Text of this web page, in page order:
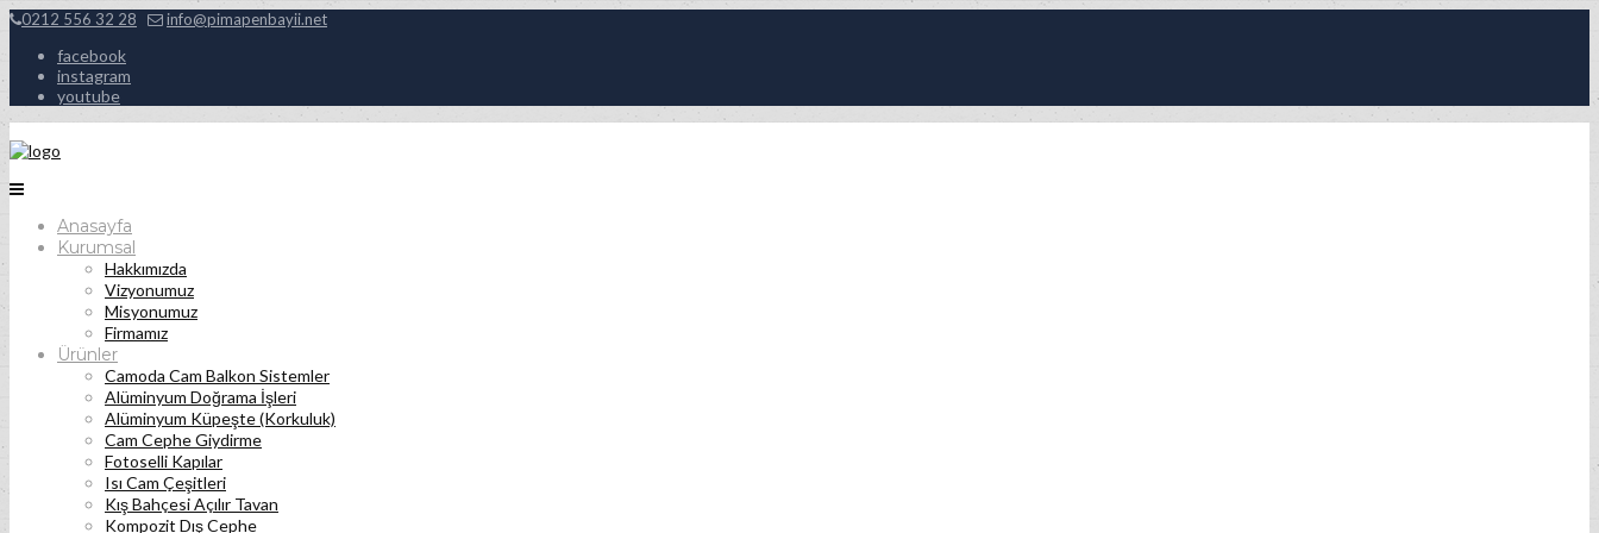
0212 556 32 28 info@pimapenbayii.net
facebook
instagram
youtube
Anasayfa
Kurumsal
Hakkımızda
Vizyonumuz
Misyonumuz
Firmamız
Ürünler
Camoda Cam Balkon Sistemler
Alüminyum Doğrama İşleri
Alüminyum Küpeşte (Korkuluk)
Cam Cephe Giydirme
Fotoselli Kapılar
Isı Cam Çeşitleri
Kış Bahçesi Açılır Tavan
Kompozit Dış Cephe